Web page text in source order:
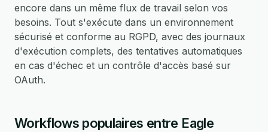
encore dans un même flux de travail selon vos
besoins. Tout s'exécute dans un environnement
sécurisé et conforme au RGPD, avec des journaux
d'exécution complets, des tentatives automatiques
en cas d'échec et un contrôle d'accès basé sur
OAuth.
Workflows populaires entre Eagle